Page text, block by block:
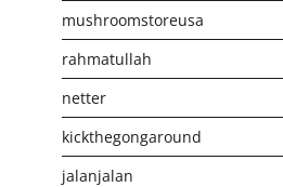
mushroomstoreusa
rahmatullah
netter
kickthegongaround
jalanjalan